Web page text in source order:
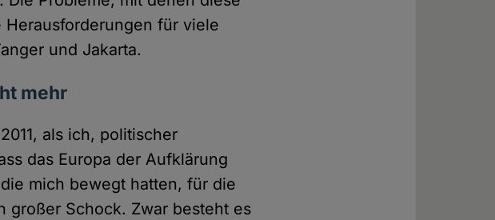
für viele
und Jakarta.
mehr
als ich, politischer
das Europa der Aufklärung
mich bewegt hatten, für die
großer Schock. Zwar besteht es